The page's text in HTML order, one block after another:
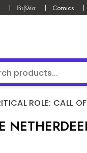
Βιβλία Comics
ROLE: CALL